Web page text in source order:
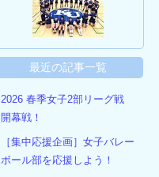
最近の記事一覧
2026 春季女子2部リーグ戦
開幕戦！
［集中応援企画］女子バレー
ボール部を応援しよう！